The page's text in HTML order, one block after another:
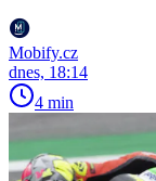
Mobify.cz
dnes, 18:14
4 min